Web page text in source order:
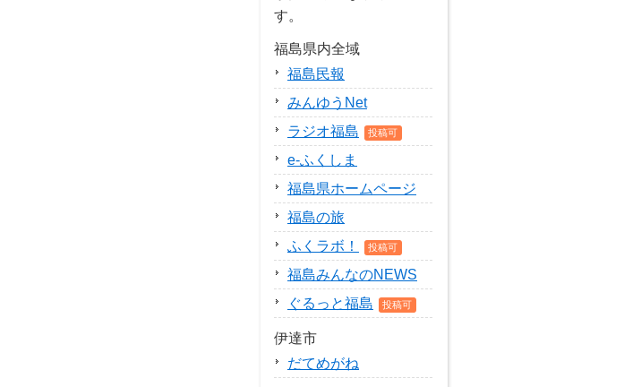
す。
福島県内全域
福島民報
みんゆうNet
ラジオ福島
投稿可
e-ふくしま
福島県ホームページ
福島の旅
ふくラボ！
投稿可
福島みんなのNEWS
ぐるっと福島
投稿可
伊達市
だてめがね